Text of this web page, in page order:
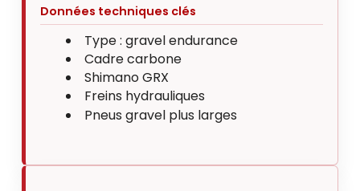
Données techniques clés
Type : gravel endurance
Cadre carbone
Shimano GRX
Freins hydrauliques
Pneus gravel plus larges